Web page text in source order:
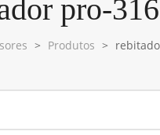
pro-316
> Produtos >